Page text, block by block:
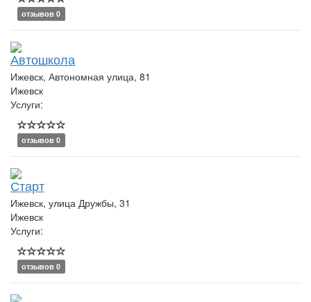
отзывов 0
Автошкола
Ижевск, Автономная улица, 81
Ижевск
Услуги:
отзывов 0
Старт
Ижевск, улица Дружбы, 31
Ижевск
Услуги:
отзывов 0